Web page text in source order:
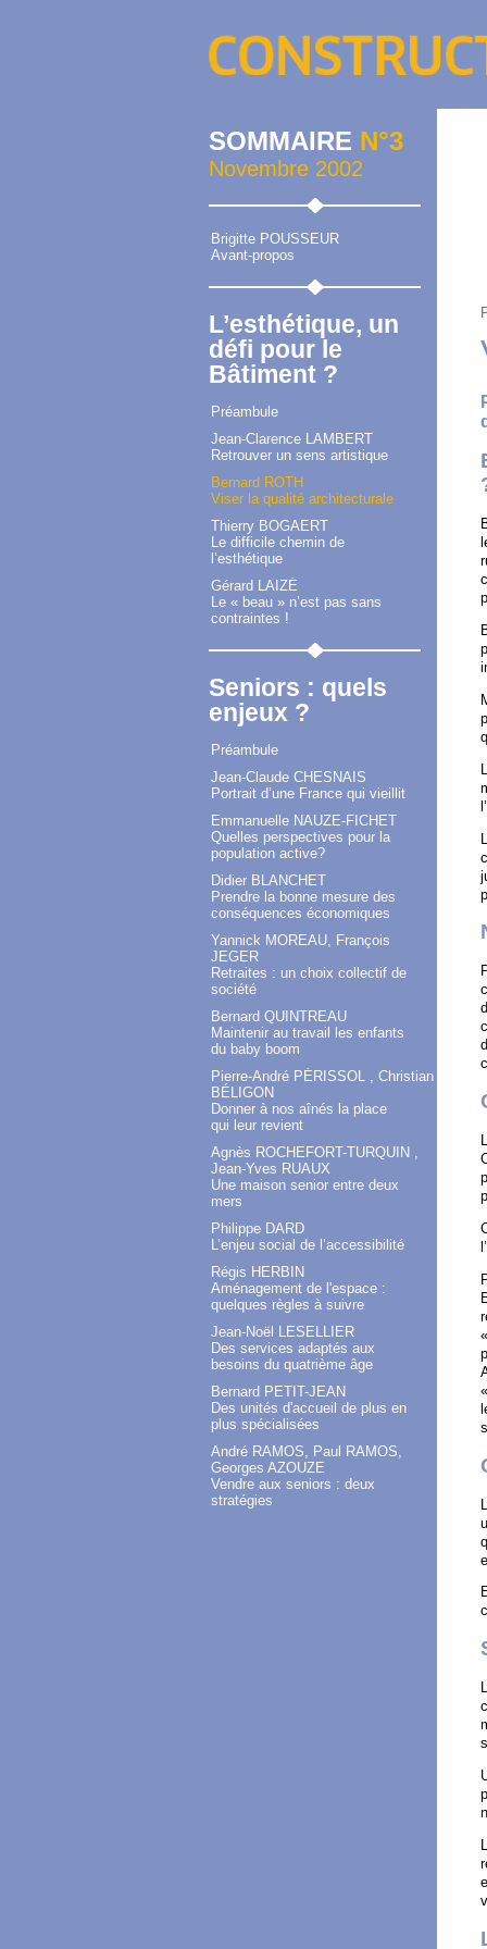
SOMMAIRE N°3
Novembre 2002
Brigitte POUSSEUR
Avant-propos
L’esthétique, un
défi pour le
Bâtiment ?
Préambule
Jean-Clarence LAMBERT
Retrouver un sens artistique
Bernard ROTH
Viser la qualité architecturale
Thierry BOGAERT
Le difficile chemin de
l’esthétique
Gérard LAIZÉ
Le « beau » n’est pas sans
contraintes !
Seniors : quels
enjeux ?
Préambule
Jean-Claude CHESNAIS
Portrait d’une France qui vieillit
Emmanuelle NAUZE-FICHET
Quelles perspectives pour la
population active?
Didier BLANCHET
Prendre la bonne mesure des
conséquences économiques
Yannick MOREAU, François
JEGER
Retraites : un choix collectif de
société
Bernard QUINTREAU
Maintenir au travail les enfants
du baby boom
Pierre-André PÉRISSOL , Christian
BÉLIGON
Donner à nos aînés la place
qui leur revient
Agnès ROCHEFORT-TURQUIN ,
Jean-Yves RUAUX
Une maison senior entre deux
mers
Philippe DARD
L’enjeu social de l’accessibilité
Régis HERBIN
Aménagement de l'espace :
quelques règles à suivre
Jean-Noël LESELLIER
Des services adaptés aux
besoins du quatrième âge
Bernard PETIT-JEAN
Des unités d'accueil de plus en
plus spécialisées
André RAMOS, Paul RAMOS,
Georges AZOUZE
Vendre aux seniors : deux
stratégies